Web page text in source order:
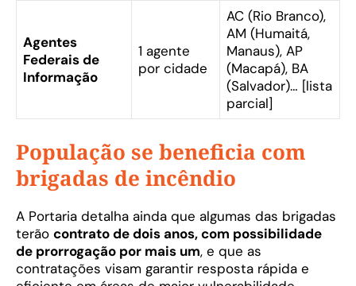
Agentes
Federais de
Informação
1 agente
por cidade
AC (Rio Branco),
AM (Humaitá,
Manaus), AP
(Macapá), BA
(Salvador)… [lista
parcial]
População se beneficia com
brigadas de incêndio
A Portaria detalha ainda que algumas das brigadas
terão contrato de dois anos, com possibilidade
de prorrogação por mais um, e que as
contratações visam garantir resposta rápida e